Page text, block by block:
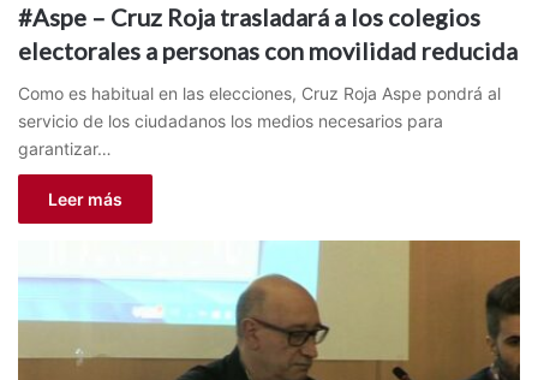
#Aspe – Cruz Roja trasladará a los colegios
electorales a personas con movilidad reducida
Como es habitual en las elecciones, Cruz Roja Aspe pondrá al
servicio de los ciudadanos los medios necesarios para
garantizar…
Leer más